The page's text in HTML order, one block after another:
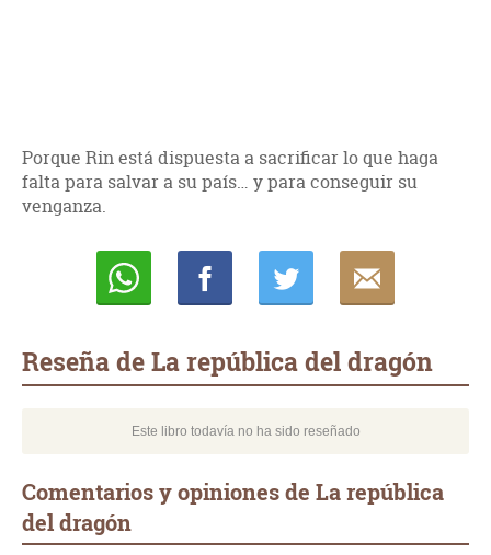
Porque Rin está dispuesta a sacrificar lo que haga
falta para salvar a su país… y para conseguir su
venganza.
Reseña de La república del dragón
Este libro todavía no ha sido reseñado
Comentarios y opiniones de La república
del dragón